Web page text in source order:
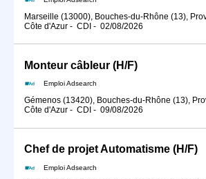
Marseille (13000), Bouches-du-Rhône (13),
Côte d'Azur - CDI - 02/08/2026
Monteur câbleur (H/F)
Emploi Adsearch
Gémenos (13420), Bouches-du-Rhône (13),
Côte d'Azur - CDI - 09/08/2026
Chef de projet Automatisme (H/F)
Emploi Adsearch